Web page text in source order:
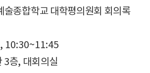
술종합학교 대학평의원회 회의록
10:30~11:45
3층, 대회의실